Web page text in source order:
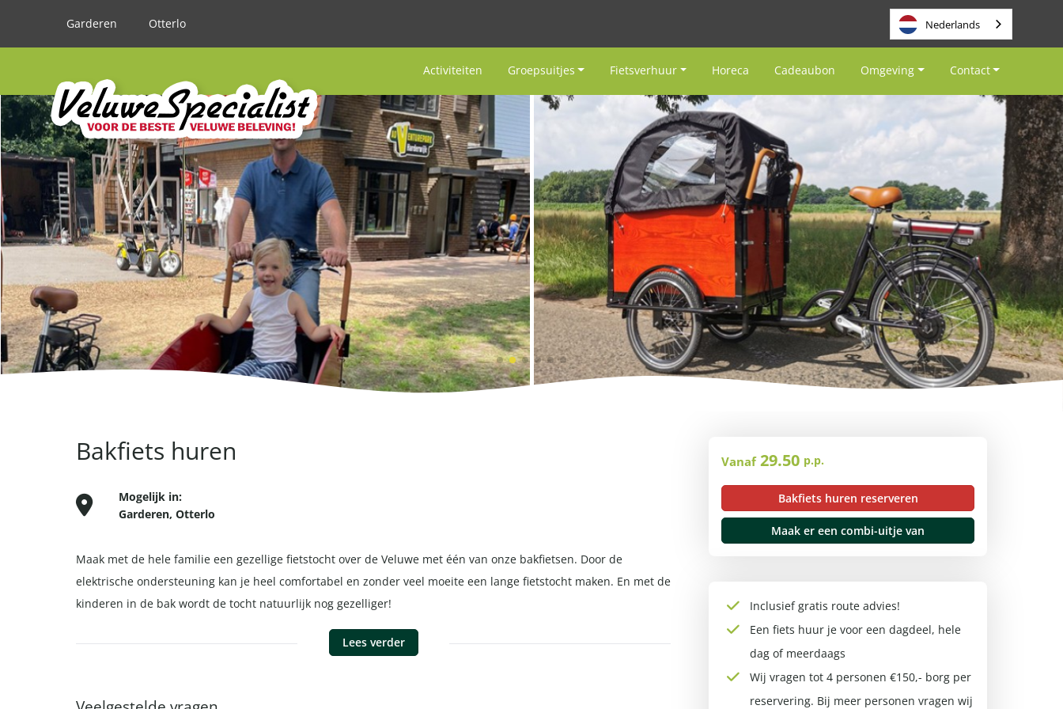
Garderen Otterlo Nederlands
Activiteiten Groepsuitjes Fietsverhuur Horeca Cadeaubon Omgeving Contact
Bakfiets huren
Mogelijk in:
Garderen, Otterlo
Maak met de hele familie een gezellige fietstocht over de Veluwe met één van onze bakfietsen. Door de
elektrische ondersteuning kan je heel comfortabel en zonder veel moeite een lange fietstocht maken. En met de
kinderen in de bak wordt de tocht natuurlijk nog gezelliger!
Lees verder
Vanaf29.50 p.p.
Bakfiets huren reserveren
Maak er een combi-uitje van
Inclusief gratis route advies!
Een fiets huur je voor een dagdeel, hele
dag of meerdaags
Wij vragen tot 4 personen €150,- borg per
reservering. Bij meer personen vragen wij